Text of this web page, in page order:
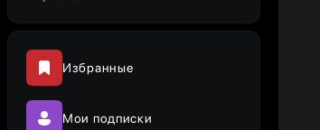
Избранные
Мои подписки